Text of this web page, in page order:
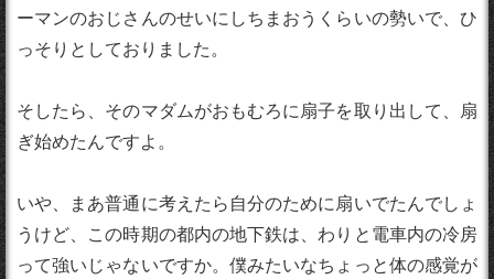
ーマンのおじさんのせいにしちまおうくらいの勢いで、ひ
っそりとしておりました。
そしたら、そのマダムがおもむろに扇子を取り出して、扇
ぎ始めたんですよ。
いや、まあ普通に考えたら自分のために扇いでたんでしょ
うけど、この時期の都内の地下鉄は、わりと電車内の冷房
って強いじゃないですか。僕みたいなちょっと体の感覚が